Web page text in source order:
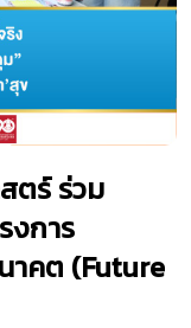
ตร์ ร่วม
งการ
าคต (Future